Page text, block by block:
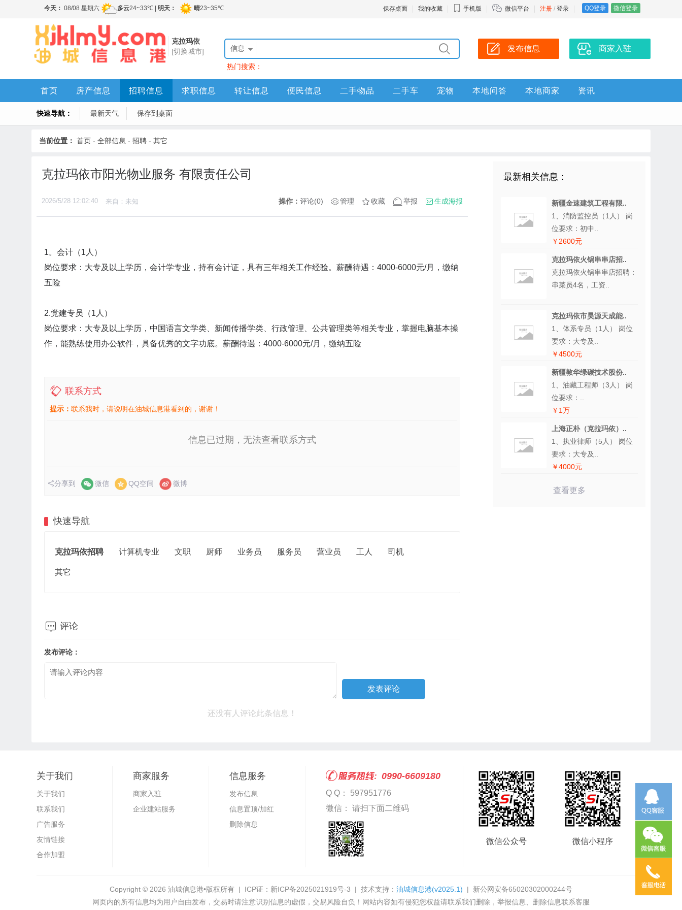
注册 / 登录 QQ登录 微信登录
保存桌面 我的收藏 手机版 微信平台
克拉玛依
[切换城市]
信息
热门搜索：
发布信息 商家入驻
首页 房产信息 招聘信息 求职信息 转让信息 便民信息 二手物品 二手车 宠物 本地问答 本地商家 资讯
快速导航： 最新天气 保存到桌面
当前位置： 首页 - 全部信息 - 招聘 - 其它
克拉玛依市阳光物业服务 有限责任公司
2026/5/28 12:02:40 来自：未知 操作： 评论(0) 管理 收藏 举报 生成海报
1。会计（1人）
岗位要求：大专及以上学历，会计学专业，持有会计证，具有三年相关工作经验。薪酬待遇：4000-6000元/月，缴纳
五险
2.党建专员（1人）
岗位要求：大专及以上学历，中国语言文学类、新闻传播学类、行政管理、公共管理类等相关专业，掌握电脑基本操
作，能熟练使用办公软件，具备优秀的文字功底。薪酬待遇：4000-6000元/月，缴纳五险
联系方式
提示： 联系我时，请说明在油城信息港看到的，谢谢！
信息已过期，无法查看联系方式
分享到 微信 QQ空间 微博
快速导航
克拉玛依招聘 计算机专业 文职 厨师 业务员 服务员 营业员 工人 司机
其它
 评论
发布评论：
还没有人评论此条信息！
最新相关信息：
新疆金速建筑工程有限..
1、消防监控员（1人） 岗
位要求：初中..
￥2600元
克拉玛依火锅串串店招..
克拉玛依火锅串串店招聘：
串菜员4名，工资..
克拉玛依市昊源天成能..
1、体系专员（1人） 岗位
要求：大专及..
￥4500元
新疆敦华绿碳技术股份..
1、油藏工程师（3人） 岗
位要求：..
￥1万
上海正朴（克拉玛依）..
1、执业律师（5人） 岗位
要求：大专及..
￥4000元
查看更多
关于我们
关于我们
联系我们
广告服务
友情链接
合作加盟
商家服务
商家入驻
企业建站服务
信息服务
发布信息
信息置顶/加红
删除信息
0990-6609180
Q Q： 597951776
微信： 请扫下面二维码
微信公众号 微信小程序
Copyright © 2026 油城信息港•版权所有 | ICP证： 新ICP备2025021919号-3 | 技术支持： 油城信息港(v2025.1) | 新公网安备65020302000244号
网页内的所有信息均为用户自由发布，交易时请注意识别信息的虚假，交易风险自负！网站内容如有侵犯您权益请联系我们删除，举报信息、删除信息联系客服